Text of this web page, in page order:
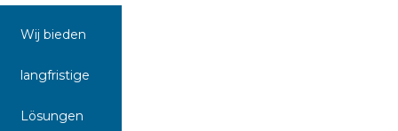
Wij bieden
langfristige
Lösungen